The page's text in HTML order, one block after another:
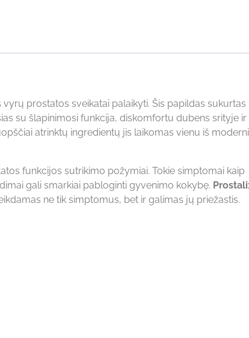
prostatos sveikatai palaikyti. Šis papildas sukurtas
su šlapinimosi funkcija, diskomfortu dubens srityje ir
atrinktų ingredientų jis laikomas vienu iš
funkcijos sutrikimo požymiai. Tokie simptomai kaip
gali smarkiai pabloginti gyvenimo kokybę.
ne tik simptomus, bet ir galimas jų priežastis.